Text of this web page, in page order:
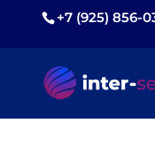
+7 (925) 856-